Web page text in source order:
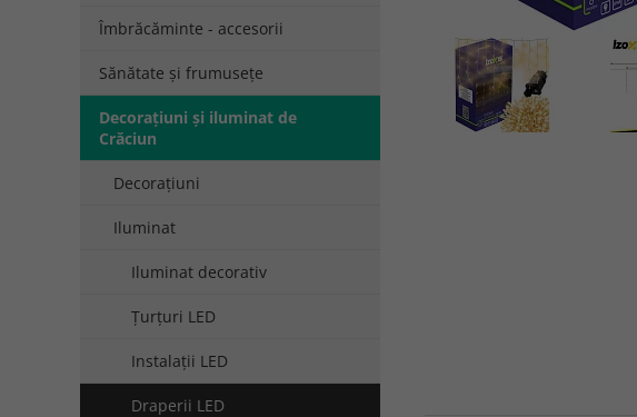
Îmbrăcăminte - accesorii
Sănătate și frumusețe
Decorațiuni și iluminat de
Crăciun
Decorațiuni
Iluminat
Iluminat decorativ
Țurțuri LED
Instalații LED
Draperii LED